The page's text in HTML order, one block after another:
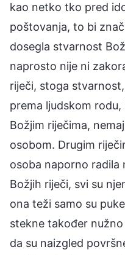
kao netko tko pred
poštovanja, to bi
dosegla stvarnost
naprosto nije ni
riječi, stoga
prema ljudskom
Božjim riječima,
osobom. Drugim
osoba naporno radila
Božjih riječi, svi su
ona teži samo su
stekne također
da su naizgled